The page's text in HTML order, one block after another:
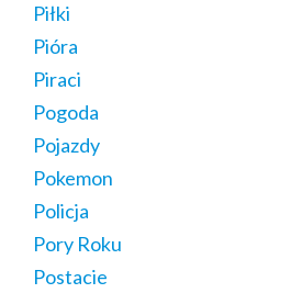
Piłki
Pióra
Piraci
Pogoda
Pojazdy
Pokemon
Policja
Pory Roku
Postacie